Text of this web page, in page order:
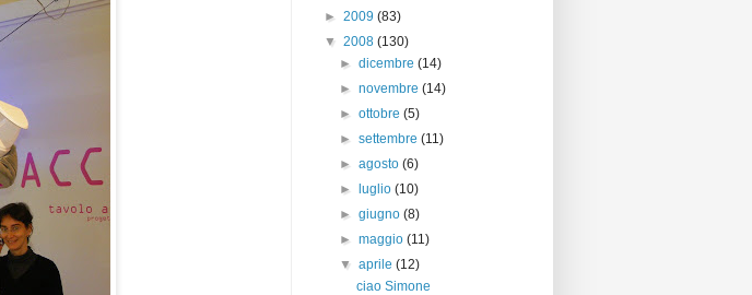
► 2009 (83)
▼ 2008 (130)
►dicembre(14)
►novembre(14)
►ottobre(5)
►settembre(11)
►agosto(6)
►
luglio(10)
►giugno(8)
►maggio(11)
▼aprile(12)
ciao Simone